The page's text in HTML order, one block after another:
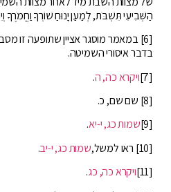
הַשְּׁבִיעִי תִּשְׁבֹּת, לְמַעַן יָנוּחַ שׁוֹרְךָ וַחֲמֹרֶךָ
[6] במאמר מוסגר אציין שתופעה זו
בדבר איסורי השמיטה.
ויקרא כה, ה.
שמות כג, י-יא.
שמות כג, י-יב.
ויקרא כה, כג.